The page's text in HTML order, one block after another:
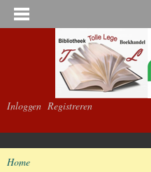
Inloggen Registreren
Home